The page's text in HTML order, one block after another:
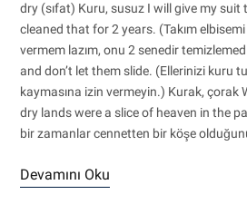
dry (sıfat) Kuru, susuz I will give my suit
cleaned that for 2 years. (Takım
vermem lazım, onu 2 senedir
and don’t let them slide. (Ellerinizi kuru
kaymasına izin vermeyin.) Kurak, çorak
dry lands were a slice of heaven in the
bir zamanlar cennetten bir köşe
Devamını Oku